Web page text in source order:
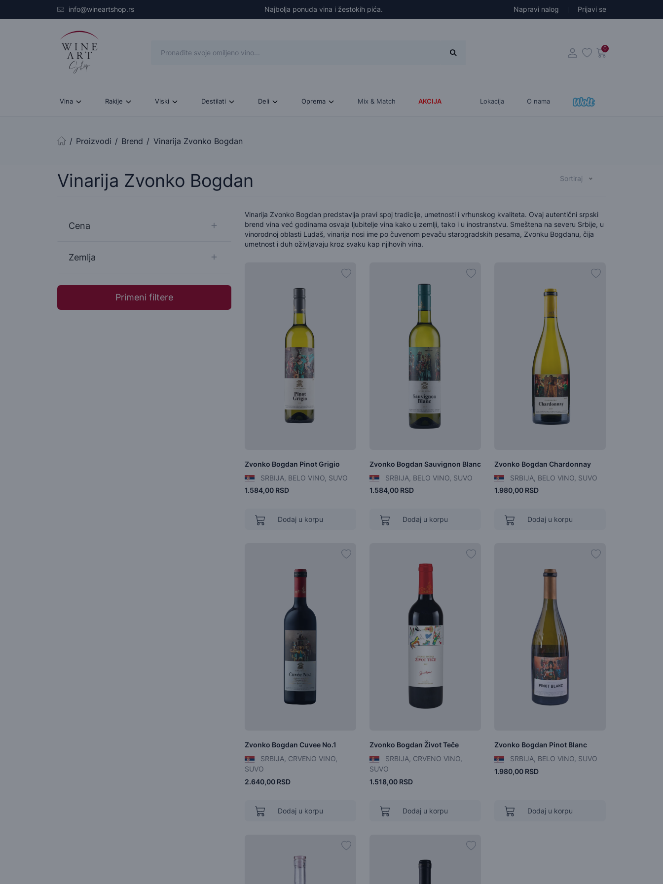
Skip to main contentinfo@wineartshop.rs Najbolja ponuda vina i žestokih pića. Napravi nalog Prijavi se
0
Vina Rakije Viski Destilati Deli Oprema Mix & Match AKCIJA Lokacija O nama
Početna stranica
Proizvodi Brend Vinarija Zvonko Bogdan
Vinarija Zvonko Bogdan Sortiraj
Cena
Zemlja
Primeni filtere
Vinarija Zvonko Bogdan predstavlja pravi spoj tradicije, umetnosti i vrhunskog kvaliteta. Ovaj autentični srpski
brend vina već godinama osvaja ljubitelje vina kako u zemlji, tako i u inostranstvu. Smeštena na severu Srbije, u
vinorodnoj oblasti Ludaš, vinarija nosi ime po čuvenom pevaču starogradskih pesama, Zvonku Bogdanu, čija
umetnost i duh oživljavaju kroz svaku kap njihovih vina.
Zvonko Bogdan Pinot Grigio
SRBIJA, BELO VINO, SUVO
1.584,00 RSD
Dodaj u korpu
Zvonko Bogdan Sauvignon Blanc
SRBIJA, BELO VINO, SUVO
1.584,00 RSD
Dodaj u korpu
Zvonko Bogdan Chardonnay
SRBIJA, BELO VINO, SUVO
1.980,00 RSD
Dodaj u korpu
Zvonko Bogdan Cuvee No.1
SRBIJA, CRVENO VINO,
SUVO
2.640,00 RSD
Dodaj u korpu
Zvonko Bogdan Život Teče
SRBIJA, CRVENO VINO,
SUVO
1.518,00 RSD
Dodaj u korpu
Zvonko Bogdan Pinot Blanc
SRBIJA, BELO VINO, SUVO
1.980,00 RSD
Dodaj u korpu